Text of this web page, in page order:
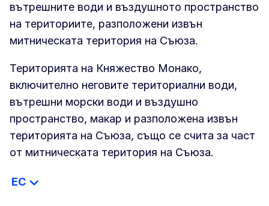
вътрешните води и въздушното пространство
на териториите, разположени извън
митническата територия на Съюза.
Територията на Княжество Монако,
включително неговите териториални води,
вътрешни морски води и въздушно
пространство, макар и разположена извън
територията на Съюза, също се счита за част
от митническата територия на Съюза.
ЕС